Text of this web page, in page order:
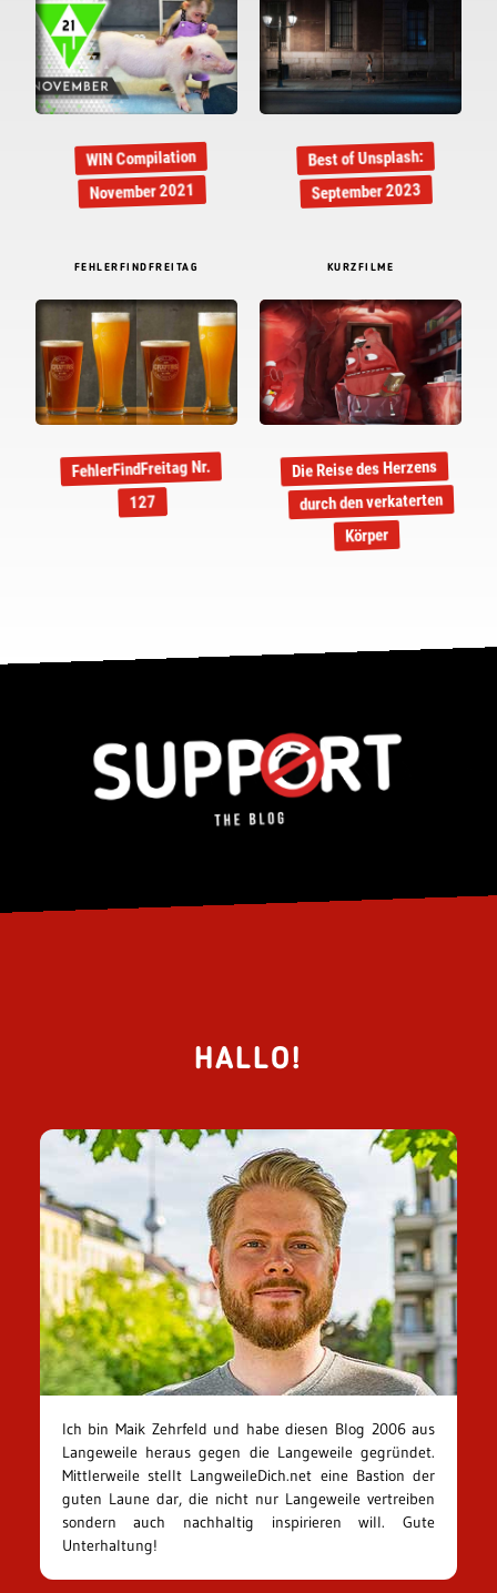
WIN Compilation
November 2021
Best of Unsplash:
September 2023
FEHLERFINDFREITAG
FehlerFindFreitag Nr.
127
KURZFILME
Die Reise des Herzens
durch den verkaterten
Körper
HALLO!
Ich bin Maik Zehrfeld und habe diesen Blog 2006 aus
Langeweile heraus gegen die Langeweile gegründet.
Mittlerweile stellt LangweileDich.net eine Bastion der
guten Laune dar, die nicht nur Langeweile vertreiben
sondern auch nachhaltig inspirieren will. Gute
Unterhaltung!